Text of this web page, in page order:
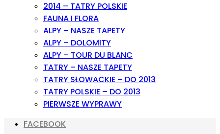
2014 – TATRY POLSKIE
FAUNA I FLORA
ALPY – NASZE TAPETY
ALPY – DOLOMITY
ALPY – TOUR DU BLANC
TATRY – NASZE TAPETY
TATRY SŁOWACKIE – DO 2013
TATRY POLSKIE – DO 2013
PIERWSZE WYPRAWY
FACEBOOK